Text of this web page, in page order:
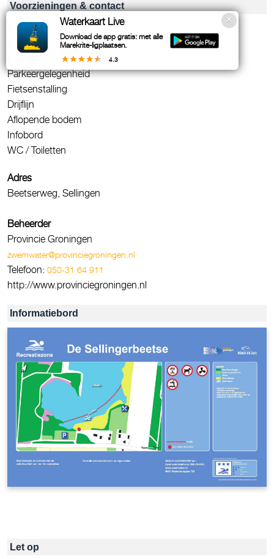
Voorzieningen & contact
Afvalbakken
Zandstrand
Parkeergelegenheid
Fietsenstalling
Drijflijn
Aflopende bodem
Infobord
WC / Toiletten
Adres
Beetserweg, Sellingen
Beheerder
Provincie Groningen
zwemwater@provinciegroningen.nl
Telefoon: 050-31 64 911
http://www.provinciegroningen.nl
Informatiebord
Let op
Waterkaart Live
Download de app gratis: met alle
Marekrite-ligplaatsen.
4.3